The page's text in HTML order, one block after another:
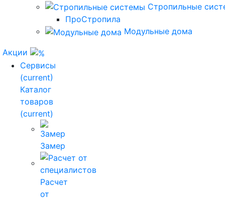
Стропильные
ПроСтропила
Модульные дома
Акции
Сервисы
(current)
Каталог
товаров
(current)
Замер
Расчет
от